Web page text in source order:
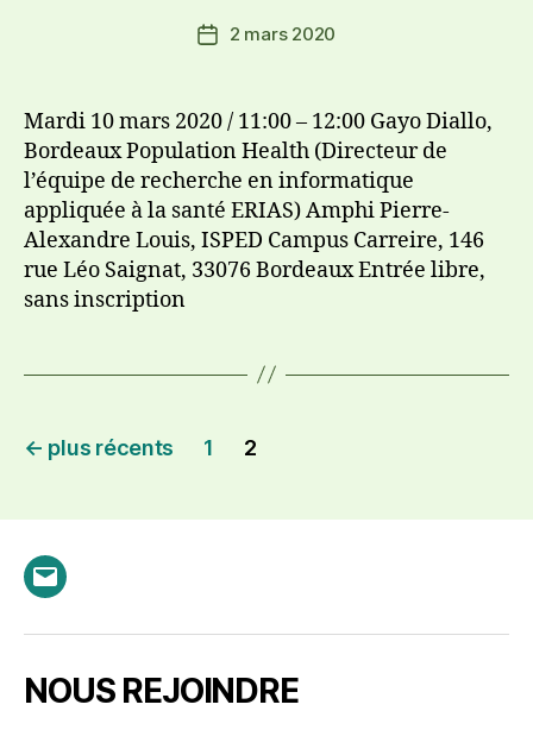
Date2 mars 2020
Mardi 10 mars 2020 / 11:00 – 12:00 Gayo Diallo,
Bordeaux Population Health (Directeur de
l’équipe de recherche en informatique
appliquée à la santé ERIAS) Amphi Pierre-
Alexandre Louis, ISPED Campus Carreire, 146
rue Léo Saignat, 33076 Bordeaux Entrée libre,
sans inscription
PAGINATION
PUBLICATIONS
← plus récents 1 2
E-
NOUS REJOINDRE